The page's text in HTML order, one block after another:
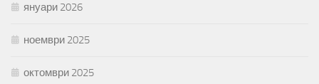
януари 2026
ноември 2025
октомври 2025